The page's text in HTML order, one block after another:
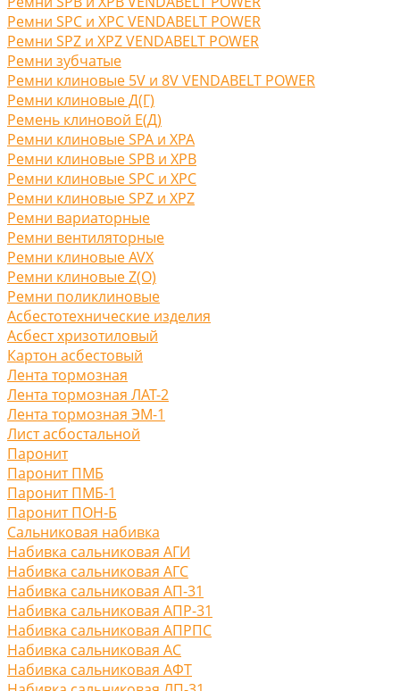
Ремни SPC и XPC VENDABELT POWER
Ремни SPZ и XPZ VENDABELT POWER
Ремни зубчатые
Ремни клиновые 5V и 8V VENDABELT POWER
Ремни клиновые Д(Г)
Ремень клиновой Е(Д)
Ремни клиновые SPA и XPA
Ремни клиновые SPB и XPB
Ремни клиновые SPC и XPC
Ремни клиновые SPZ и XPZ
Ремни вариаторные
Ремни вентиляторные
Ремни клиновые AVX
Ремни клиновые Z(O)
Ремни поликлиновые
Асбестотехнические изделия
Асбест хризотиловый
Картон асбестовый
Лента тормозная
Лента тормозная ЛАТ-2
Лента тормозная ЭМ-1
Лист асбостальной
Паронит
Паронит ПМБ
Паронит ПМБ-1
Паронит ПОН-Б
Сальниковая набивка
Набивка сальниковая АГИ
Набивка сальниковая АГС
Набивка сальниковая АП-31
Набивка сальниковая АПР-31
Набивка сальниковая АПРПС
Набивка сальниковая АС
Набивка сальниковая АФТ